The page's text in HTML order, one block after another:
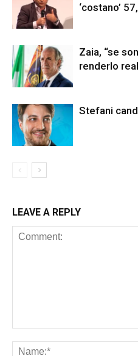
‘costano’
Zaia, “se
renderlo
Stefani
LEAVE A REPLY